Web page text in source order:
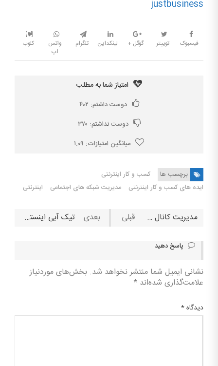
justbusiness
فیسبوک توییتر گوگل + لینکداین تلگرام
واتس
اپ
کلوب
امتیاز شما به مطلب
دوست داشتم: ۴۰۲
دوست نداشتم: ۳۷۰
میانگین امتیازات: ۱.۰۹
برچسب ها
کسب و کار اینترنتی
ایده های کسب و کار اینترنتی
مدیریت شبکه های اجتماعی اینترنتی
مدیریت کانال تلگرام: ترفندهایی برای یک مدیریت موفق مجازی! تیک آبی اینستاگرام چیست و برای گرفتن آن چه کاری باید انجام داد؟
پاسخ دهید
نشانی ایمیل شما منتشر نخواهد شد. بخش‌های موردنیاز
علامت‌گذاری شده‌اند *
دیدگاه*